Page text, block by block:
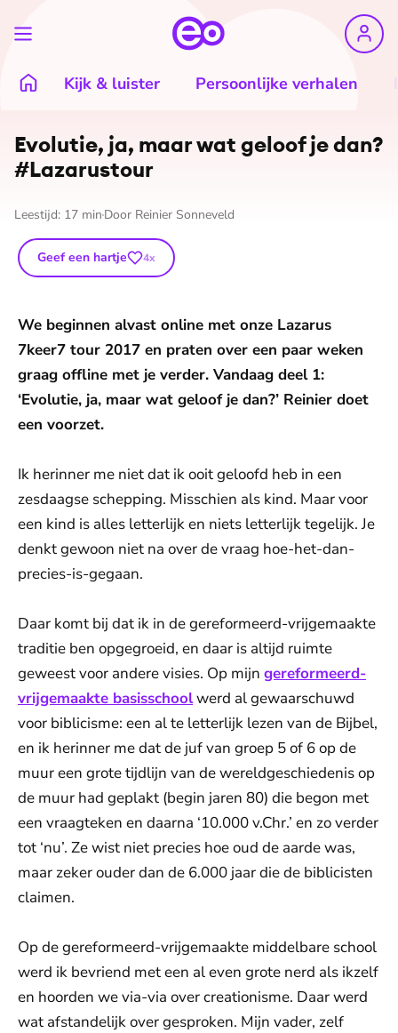
Kijk & luister Persoonlijke verhalen
Evolutie, ja, maar wat geloof je dan?
#Lazarustour
Leestijd: 17 min Door Reinier Sonneveld
Geef een hartje 4x
We beginnen alvast online met onze Lazarus
7keer7 tour 2017 en praten over een paar weken
graag offline met je verder. Vandaag deel 1:
‘Evolutie, ja, maar wat geloof je dan?’ Reinier doet
een voorzet.
Ik herinner me niet dat ik ooit geloofd heb in een
zesdaagse schepping. Misschien als kind. Maar voor
een kind is alles letterlijk en niets letterlijk tegelijk. Je
denkt gewoon niet na over de vraag hoe-het-dan-
precies-is-gegaan.
Daar komt bij dat ik in de gereformeerd-vrijgemaakte
traditie ben opgegroeid, en daar is altijd ruimte
geweest voor andere visies. Op mijn gereformeerd-
vrijgemaakte basisschoolwerd al gewaarschuwd
voor biblicisme: een al te letterlijk lezen van de Bijbel,
en ik herinner me dat de juf van groep 5 of 6 op de
muur een grote tijdlijn van de wereldgeschiedenis op
de muur had geplakt (begin jaren 80) die begon met
een vraagteken en daarna ‘10.000 v.Chr.’ en zo verder
tot ‘nu’. Ze wist niet precies hoe oud de aarde was,
maar zeker ouder dan de 6.000 jaar die de biblicisten
claimen.
Op de gereformeerd-vrijgemaakte middelbare school
werd ik bevriend met een al even grote nerd als ikzelf
en hoorden we via-via over creationisme. Daar werd
wat afstandelijk over gesproken. Mijn vader, zelf